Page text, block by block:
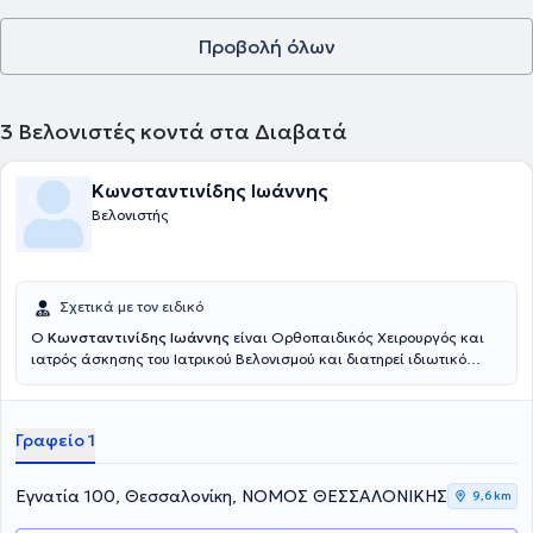
Προβολή όλων
3 Βελονιστές κοντά στα Διαβατά
Κωνσταντινίδης Ιωάννης
Βελονιστής
Σχετικά με τον ειδικό
Ο Κωνσταντινίδης Ιωάννης είναι Ορθοπαιδικός Χειρουργός και
ιατρός άσκησης του Ιατρικού Βελονισμού και διατηρεί ιδιωτικό
πτυχίου: άριστα) από την Ιατρική Σχολή του Πανεπιστημίου “Carol
ειδικευόμενος ιατρός στην Α’ Ορθοπαιδική κλινική του
Αριστοτελείου Πανεπιστημίου Θεσσαλονίκης, Γ.Ν.Θ. «Γ.
Παπανικολάου» Θεσσαλονίκης και στην Β’ Χειρουργική-
Ογκολογική κλινική του Αντικαρκινικού Νοσοκομείου
Γραφείο 1
Εγνατία 100, Θεσσαλονίκη, ΝΟΜΟΣ ΘΕΣΣΑΛΟΝΙΚΗΣ 9,6 km